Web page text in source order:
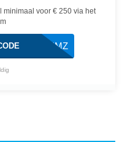
minimaal voor € 250 via het
BTE4MZ